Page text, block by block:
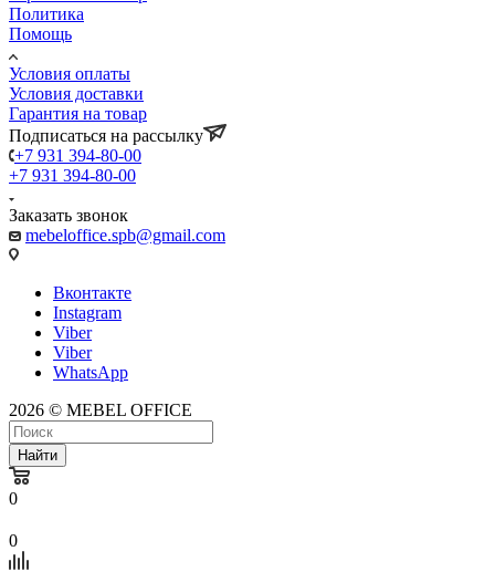
Политика
Помощь
Условия оплаты
Условия доставки
Гарантия на товар
Подписаться на рассылку
+7 931 394-80-00
+7 931 394-80-00
Заказать звонок
mebeloffice.spb@gmail.com
Вконтакте
Instagram
Viber
Viber
WhatsApp
2026 © MEBEL OFFICE
Найти
0
0